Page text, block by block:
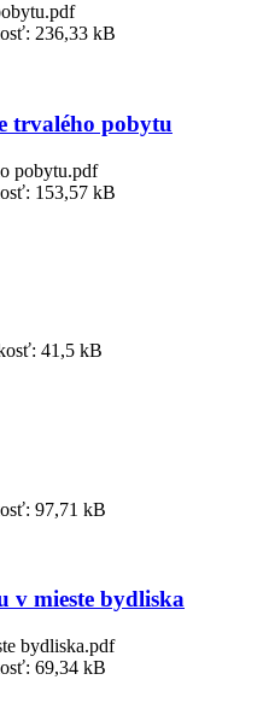
236,33 kB
trvalého pobytu
pobytu.pdf
153,57 kB
41,5 kB
97,71 kB
v mieste bydliska
bydliska.pdf
69,34 kB